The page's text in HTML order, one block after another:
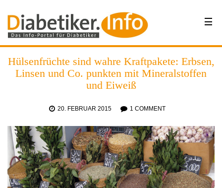
Hülsenfrüchte sind wahre Kraftpakete: Erbsen,
Linsen und Co. punkten mit Mineralstoffen
und Eiweiß
20. FEBRUAR 2015 1 COMMENT